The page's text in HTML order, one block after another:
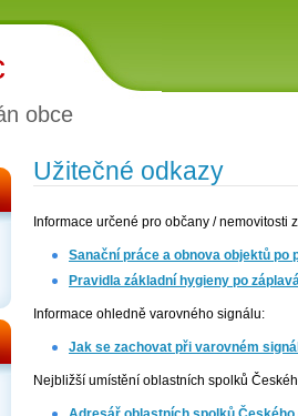
obce
Užitečné odkazy
Informace určené pro občany / nemovitosti
Sanační práce a obnova objektů po
Pravidla základní hygieny po
Informace ohledně varovného signálu:
Jak se zachovat při varovném
Nejbližší umístění oblastních spolků